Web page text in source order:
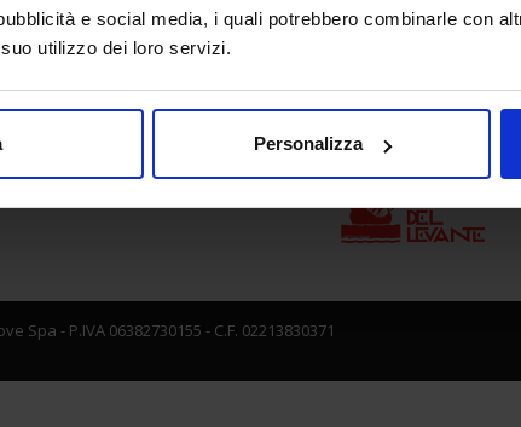
e social media, i quali potrebbero combinarle con
utilizzo dei loro servizi.
Personalizza
- P.IVA 06382730155 - C.F. 02213830371